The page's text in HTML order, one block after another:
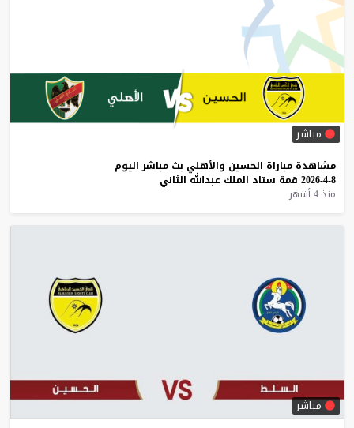
مباشر
مشاهدة مباراة الحسين والأهلي بث مباشر اليوم
8-4-2026
قمة ستاد الملك عبدالله الثاني
منذ 4 أشهر
مباشر